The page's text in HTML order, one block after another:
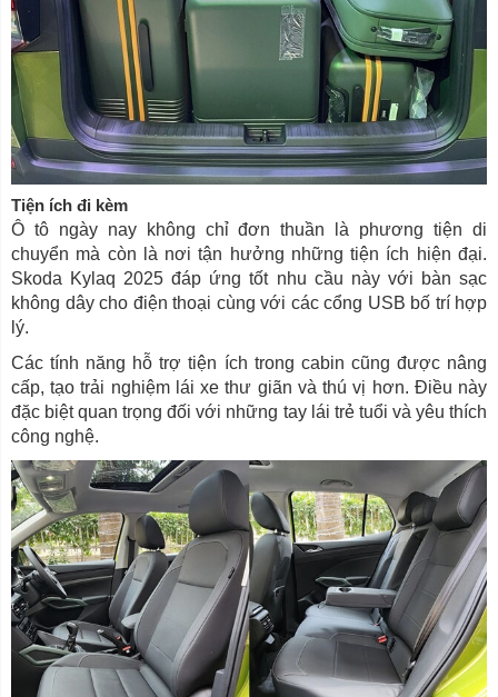
Tiện ích đi kèm
Ô tô ngày nay không chỉ đơn thuần là phương tiện di
chuyển mà còn là nơi tận hưởng những tiện ích hiện đại.
Skoda Kylaq 2025 đáp ứng tốt nhu cầu này với bàn sạc
không dây cho điện thoại cùng với các cổng USB bố trí hợp
lý.
Các tính năng hỗ trợ tiện ích trong cabin cũng được nâng
cấp, tạo trải nghiệm lái xe thư giãn và thú vị hơn. Điều này
đặc biệt quan trọng đối với những tay lái trẻ tuổi và yêu thích
công nghệ.